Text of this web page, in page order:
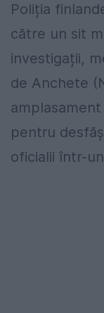
Poliția
către un sit
investigații,
de Anchete
pentru
oficialii într-